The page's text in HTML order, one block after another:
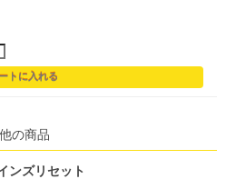
の商品
ンズリセット